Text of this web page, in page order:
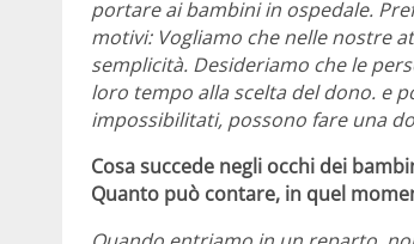
portare ai bambini in ospedale.
motivi: Vogliamo che nelle nostre
semplicità. Desideriamo che le
loro tempo alla scelta del dono. e
impossibilitati, possono fare una
Cosa succede negli occhi dei
Quanto può contare, in quel